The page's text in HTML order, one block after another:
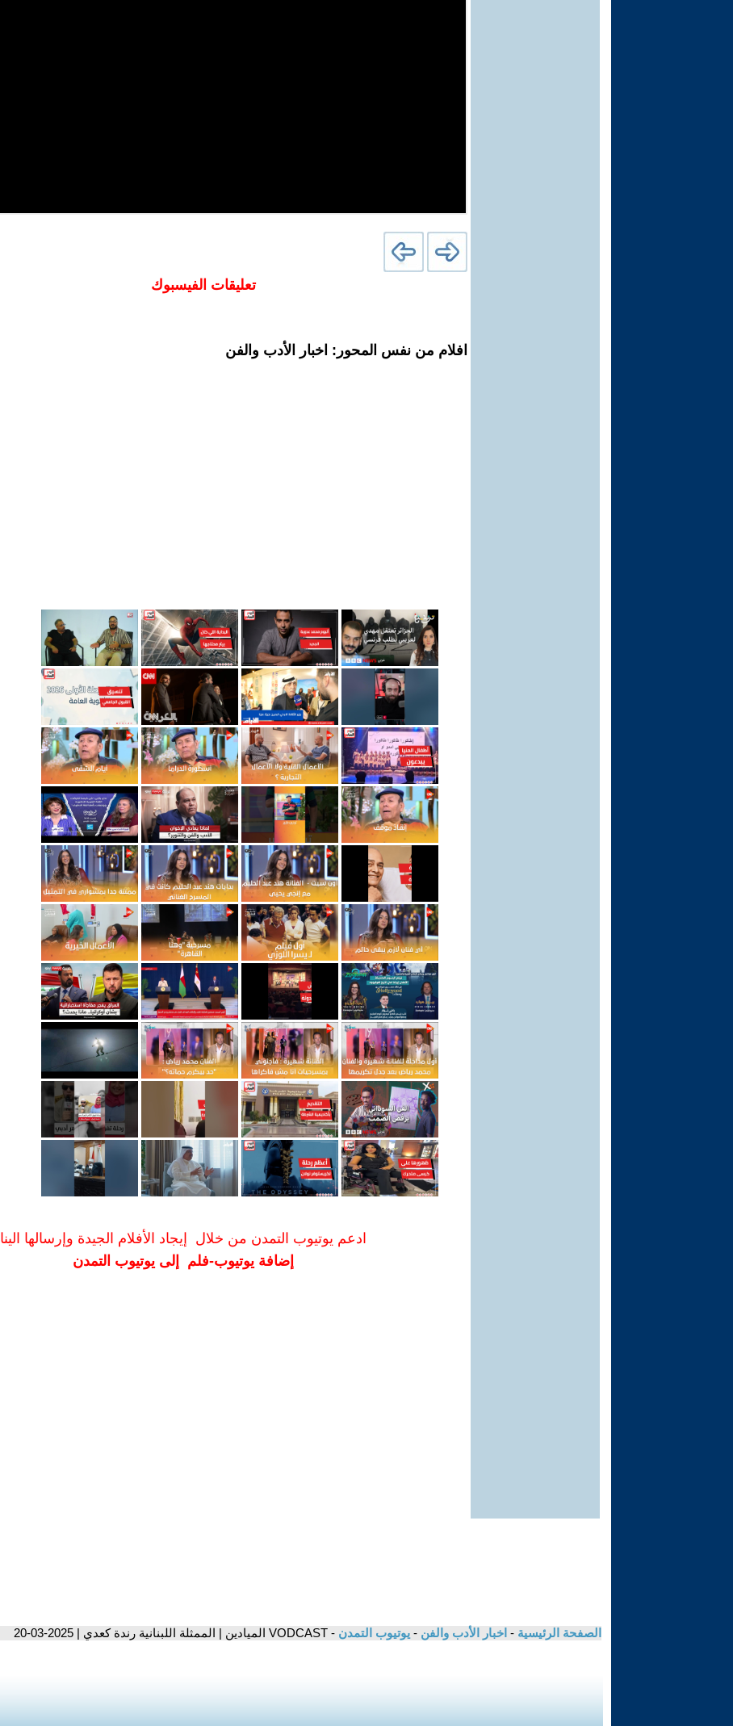
تعليقات الفيسبوك
افلام من نفس المحور: اخبار الأدب والفن
ادعم يوتيوب التمدن من خلال إيجاد الأفلام الجيدة وإرسالها الينا
إضافة يوتيوب-فلم إلى يوتيوب التمدن
الصفحة الرئيسية - اخبار الأدب والفن - يوتيوب التمدن - VODCAST الميادين | الممثلة اللبنانية رندة كعدي | 2025-03-20